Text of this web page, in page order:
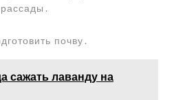
почву․
сажать лаванду на